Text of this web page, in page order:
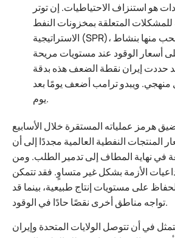
هو استنزاف الاحتياطيات. إن توتر
المتعلقة بمخزونات النفط
الاستراتيجية (SPR)، التي يواصل السحب منها بنشاط
أسعار الوقود عند مستويات مريحة
حددت إيران نقطة الضعف هذه بدقة
منهجي. ويبدو ترامب أضعف يومًا بعد
يوم.
هرمز عملياته المستقرة خلال الأسابيع
المنتجات النفطية العالمية مجددًا إلى أن
في نهاية المطاف إلى تدمير الطلب. ومن
الأزمة بشكل غير متساوٍ. فقد تتمكن
على مستويات إنتاج طبيعية، بينما قد
تواجه مناطق أخرى نقصًا حادًا في الوقود.
في أن تتوصل الولايات المتحدة وإيران